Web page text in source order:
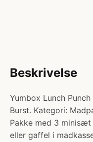
Beskrivelse
Yumbox Lunch
Burst. Kategori:
Pakke med 3
eller gaffel i